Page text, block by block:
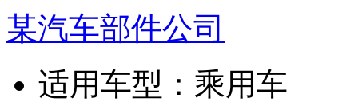
某汽车部件公司
适用车型： 乘用车